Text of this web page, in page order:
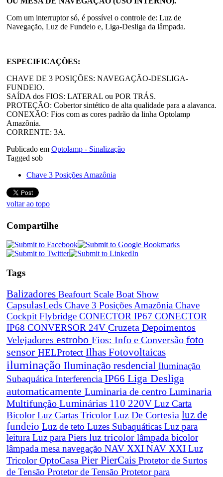
Com um interruptor só, é possível o controle de: Luz de
Navegação, Luz de Fundeio e, Liga-Desliga da lâmpada.
ESPECIFICAÇÕES:
CHAVE DE 3 POSIÇÕES: NAVEGAÇÃO-DESLIGA-
FUNDEIO.
SAÍDA dos FIOS: LATERAL ou POR TRÁS.
PROTEÇÃO: Cobertor sintético de alta qualidade para a alavanca.
CONEXÃO: Fios com as cores padrão da linha Optolamp
Amazônia.
CORRENTE: 3A.
Publicado em Optolamp - Sinalização
Tagged sob
Chave 3 Posições Amazônia
voltar ao topo
Compartilhe
Tags
Balizadores Beafourt Scale Boat Show
CapsulasLeds Chave 3 Posições Amazônia Chave
Cockpit Flybridge CONECTOR IP67 CONECTOR
IP68 CONVERSOR 24V Cruzeta Depoimentos
Velejadores estrobo Fios: Info e Conversão foto
sensor HELProtect Ilhas Fotovoltaicas
iluminação Iluminação resdencial Iluminação
Subaquática Interferencia IP66 Liga Desliga
automaticamente Luminaria de centro Luminaria
Multifunção Luminárias 110 220V Luz Carta
BicolorLuz Cartas TricolorLuz De Cortesia luz de
fundeio Luz de teto Luzes Subaquáticas Luz para
leitura Luz para Piers luz tricolor lâmpada bicolor
lâmpada mesa navegação NAV XXI NAV XXI Luz
TricolorOptoCasa Pier PierCais Protetor de Surtos
de Tensão Protetor de Tensão Protetor para